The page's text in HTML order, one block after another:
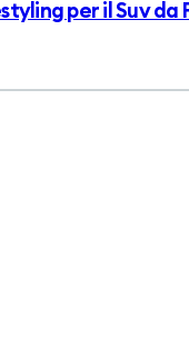
per il Suv da